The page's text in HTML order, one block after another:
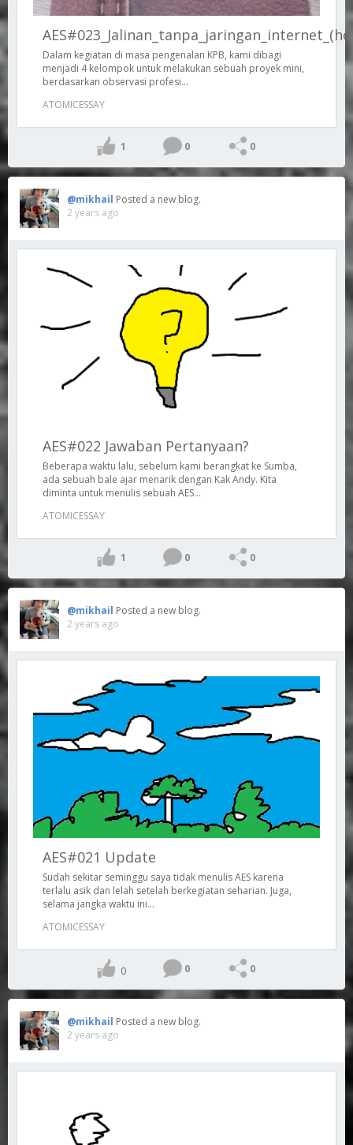
Dalam kegiatan di masa pengenalan KPB, kami dibagi
menjadi 4 kelompok untuk melakukan sebuah proyek mini,
berdasarkan observasi profesi...
ATOMICESSAY
1 0 0
@mikhail Posted a new blog.
2 years ago
AES#022 Jawaban Pertanyaan?
Beberapa waktu lalu, sebelum kami berangkat ke Sumba,
ada sebuah bale ajar menarik dengan Kak Andy. Kita
diminta untuk menulis sebuah AES...
ATOMICESSAY
1 0 0
@mikhail Posted a new blog.
2 years ago
AES#021 Update
Sudah sekitar seminggu saya tidak menulis AES karena
terlalu asik dan lelah setelah berkegiatan seharian. Juga,
selama jangka waktu ini...
ATOMICESSAY
0 0 0
@mikhail Posted a new blog.
2 years ago